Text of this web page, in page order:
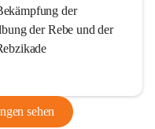
der
der Rebe und der
sehen